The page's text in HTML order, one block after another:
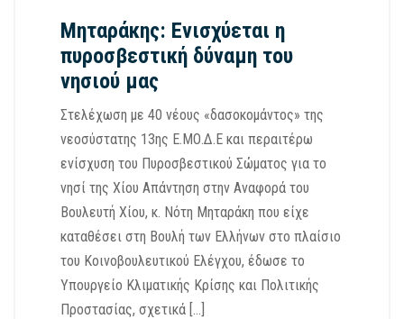
Μηταράκης: Ενισχύεται η
πυροσβεστική δύναμη του
νησιού μας
Στελέχωση με 40 νέους «δασοκομάντος» της
νεοσύστατης 13ης Ε.ΜΟ.Δ.Ε και περαιτέρω
ενίσχυση του Πυροσβεστικού Σώματος για το
νησί της Χίου Απάντηση στην Αναφορά του
Βουλευτή Χίου, κ. Νότη Μηταράκη που είχε
καταθέσει στη Βουλή των Ελλήνων στο πλαίσιο
του Κοινοβουλευτικού Ελέγχου, έδωσε το
Υπουργείο Κλιματικής Κρίσης και Πολιτικής
Προστασίας, σχετικά […]